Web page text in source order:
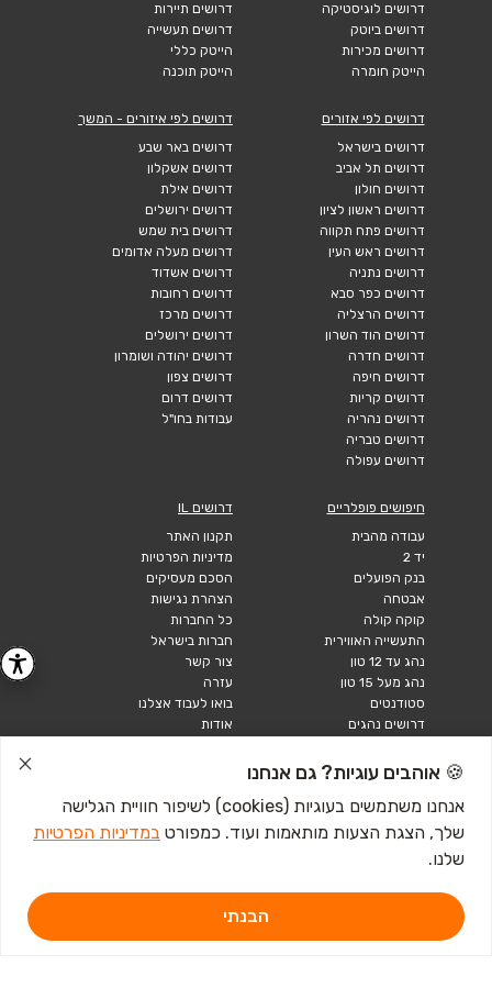
דרושים לוגיסטיקה
דרושים ביוטק
דרושים מכירות
הייטק חומרה
דרושים תיירות
דרושים תעשייה
הייטק כללי
הייטק תוכנה
דרושים לפי אזורים
דרושים בישראל
דרושים תל אביב
דרושים חולון
דרושים ראשון לציון
דרושים פתח תקווה
דרושים ראש העין
דרושים נתניה
דרושים כפר סבא
דרושים הרצליה
דרושים הוד השרון
דרושים חדרה
דרושים חיפה
דרושים קריות
דרושים נהריה
דרושים טבריה
דרושים עפולה
דרושים לפי איזורים - המשך
דרושים באר שבע
דרושים אשקלון
דרושים אילת
דרושים ירושלים
דרושים בית שמש
דרושים מעלה אדומים
דרושים אשדוד
דרושים רחובות
דרושים מרכז
דרושים ירושלים
דרושים יהודה ושומרון
דרושים צפון
דרושים דרום
עבודות בחו"ל
חיפושים פופלריים
עבודה מהבית
יד 2
בנק הפועלים
אבטחה
קוקה קולה
התעשייה האווירית
נהג עד 12 טון
נהג מעל 15 טון
סטודנטים
דרושים נהגים
טבלאות שכר
דרושים IL
תקנון האתר
מדיניות הפרטיות
הסכם מעסיקים
הצהרת נגישות
כל החברות
חברות בישראל
צור קשר
עזרה
בואו לעבוד אצלנו
אודות
כתבות ומדריכים
🍪 אוהבים עוגיות? גם אנחנו
אנחנו משתמשים בעוגיות (cookies) לשיפור חוויית הגלישה
שלך, הצגת הצעות מותאמות ועוד. כמפורט במדיניות הפרטיות
שלנו.
הבנתי